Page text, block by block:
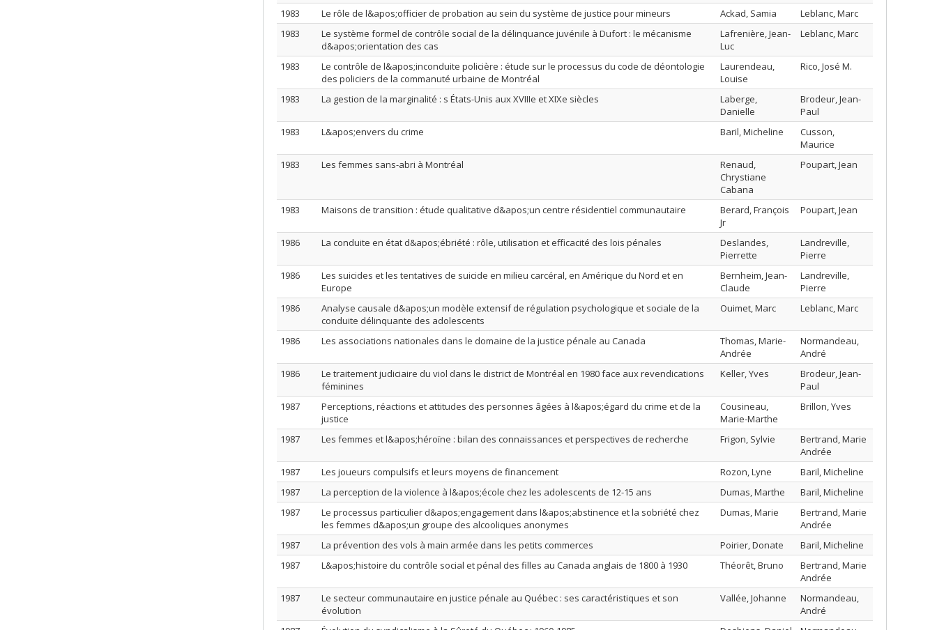
1983 Le rôle de l&apos;officier de probation au sein du système de justice pour mineurs Ackad, Samia
Leblanc, Marc
1983
Le système formel de contrôle social de la délinquance juvénile à Dufort : le mécanisme
d&apos;orientation des cas
Lafrenière, Jean-
Luc
Leblanc, Marc
1983
Le contrôle de l&apos;inconduite policière : étude sur le processus du code de déontologie
des policiers de la commanuté urbaine de Montréal
Laurendeau,
Louise
Rico, José M.
1983 La gestion de la marginalité : s États-Unis aux XVIIIe et XIXe siècles
Laberge,
Danielle
Brodeur, Jean-
Paul
1983
L&apos;envers du crime Baril, Micheline
Cusson,
Maurice
1983
Les femmes sans-abri à Montréal
Renaud,
Chrystiane
Cabana
Poupart, Jean
1983 Maisons de transition : étude qualitative d&apos;un centre résidentiel communautaire
Berard, François
Jr
Poupart, Jean
1986 La conduite en état d&apos;ébriété : rôle, utilisation et efficacité des lois pénales
Deslandes,
Pierrette
Landreville,
Pierre
1986
Les suicides et les tentatives de suicide en milieu carcéral, en Amérique du Nord et en
Europe
Bernheim, Jean-
Claude
Landreville,
Pierre
1986
Analyse causale d&apos;un modèle extensif de régulation psychologique et sociale de la
conduite délinquante des adolescents
Ouimet, Marc Leblanc, Marc
1986 Les associations nationales dans le domaine de la justice pénale au Canada
Thomas, Marie-
Andrée
Normandeau,
André
1986
Le traitement judiciaire du viol dans le district de Montréal en 1980 face aux revendications
féminines
Keller, Yves
Brodeur, Jean-
Paul
1987
Perceptions, réactions et attitudes des personnes âgées à l&apos;égard du crime et de la
justice
Cousineau,
Marie-Marthe
Brillon, Yves
1987 Les femmes et l&apos;héroïne : bilan des connaissances et perspectives de recherche Frigon, Sylvie
Bertrand, Marie
Andrée
1987
Les joueurs compulsifs et leurs moyens de financement Rozon, Lyne
Baril, Micheline
1987
La perception de la violence à l&apos;école chez les adolescents de 12-15 ans Dumas, Marthe
Baril, Micheline
1987
Le processus particulier d&apos;engagement dans l&apos;abstinence et la sobriété chez
les femmes d&apos;un groupe des alcooliques anonymes
Dumas, Marie
Bertrand, Marie
Andrée
1987
La prévention des vols à main armée dans les petits commerces Poirier, Donate
Baril, Micheline
1987
L&apos;histoire du contrôle social et pénal des filles au Canada anglais de 1800 à 1930 Théorêt, Bruno
Bertrand, Marie
Andrée
1987
Le secteur communautaire en justice pénale au Québec : ses caractéristiques et son
évolution
Vallée, Johanne
Normandeau,
André